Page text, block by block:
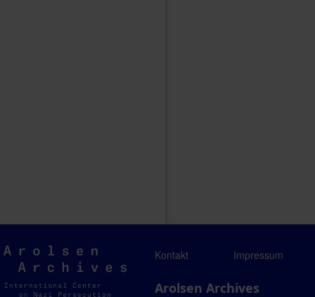
Arolsen
Archives
Kontakt Impressum
Arolsen Archives